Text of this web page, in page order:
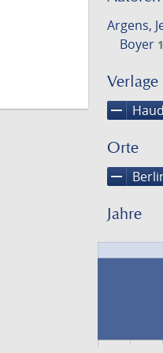
Argens,
Boyer 1
Verlage
remove
Orte
remove
Jahre